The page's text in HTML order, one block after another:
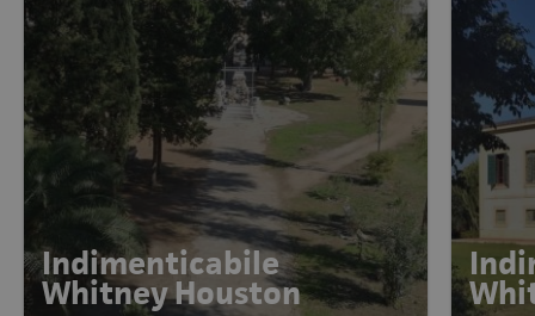
Indimenticabile
Whitney Houston